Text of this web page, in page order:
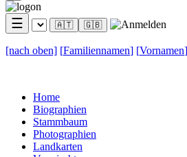
☰ 🇦🇹 🇬🇧
[nach oben] [Familiennamen] [Vornamen]
Home
Biographien
Stammbaum
Photographien
Landkarten